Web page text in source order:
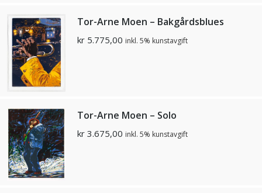
Tor-Arne Moen – Bakgårdsblues
kr 5.775,00 inkl. 5% kunstavgift
Tor-Arne Moen – Solo
kr 3.675,00 inkl. 5% kunstavgift